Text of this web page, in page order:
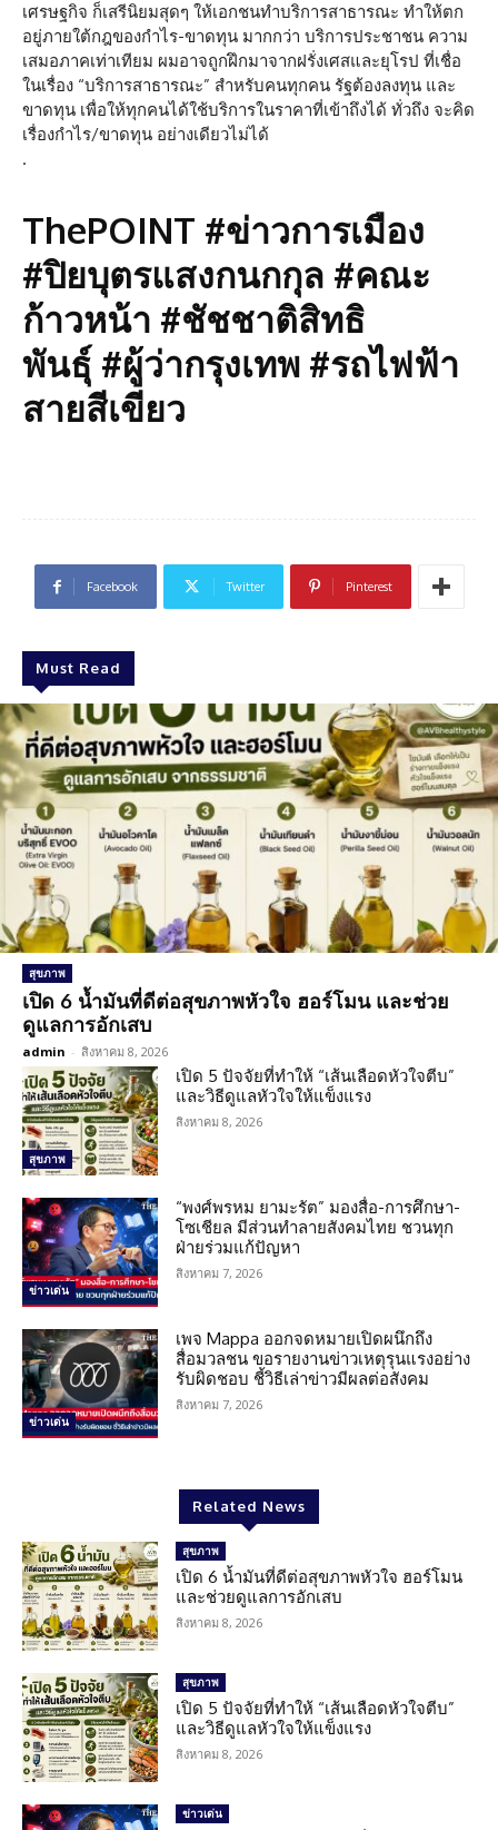
เศรษฐกิจ ก็เสรีนิยมสุดๆ ให้เอกชนทำบริการสาธารณะ ทำให้ตก
อยู่ภายใต้กฎของกำไร-ขาดทุน มากกว่า บริการประชาชน ความ
เสมอภาคเท่าเทียม ผมอาจถูกฝึกมาจากฝรั่งเศสและยุโรป ที่เชื่อ
ในเรื่อง “บริการสาธารณะ” สำหรับคนทุกคน รัฐต้องลงทุน และ
ขาดทุน เพื่อให้ทุกคนได้ใช้บริการในราคาที่เข้าถึงได้ ทั่วถึง จะคิด
เรื่องกำไร/ขาดทุน อย่างเดียวไม่ได้
.
ThePOINT #ข่าวการเมือง
#ปิยบุตรแสงกนกกุล #คณะ
ก้าวหน้า #ชัชชาติสิทธิ
พันธุ์ #ผู้ว่ากรุงเทพ #รถไฟฟ้า
สายสีเขียว
Facebook Twitter Pinterest
Must Read
สุขภาพ
เปิด 6 น้ำมันที่ดีต่อสุขภาพหัวใจ ฮอร์โมน และช่วย
ดูแลการอักเสบ
admin - สิงหาคม 8, 2026
สุขภาพ
เปิด 5 ปัจจัยที่ทำให้ “เส้นเลือดหัวใจตีบ”
และวิธีดูแลหัวใจให้แข็งแรง
สิงหาคม 8, 2026
ข่าวเด่น
“พงศ์พรหม ยามะรัต” มองสื่อ-การศึกษา-
โซเชียล มีส่วนทำลายสังคมไทย ชวนทุก
ฝ่ายร่วมแก้ปัญหา
สิงหาคม 7, 2026
ข่าวเด่น
เพจ Mappa ออกจดหมายเปิดผนึกถึง
สื่อมวลชน ขอรายงานข่าวเหตุรุนแรงอย่าง
รับผิดชอบ ชี้วิธีเล่าข่าวมีผลต่อสังคม
สิงหาคม 7, 2026
Related News
สุขภาพ
เปิด 6 น้ำมันที่ดีต่อสุขภาพหัวใจ ฮอร์โมน
และช่วยดูแลการอักเสบ
สิงหาคม 8, 2026
สุขภาพ
เปิด 5 ปัจจัยที่ทำให้ “เส้นเลือดหัวใจตีบ”
และวิธีดูแลหัวใจให้แข็งแรง
สิงหาคม 8, 2026
ข่าวเด่น